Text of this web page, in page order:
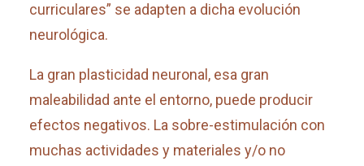
curriculares” se adapten a dicha evolución
neurológica.
La gran plasticidad neuronal, esa gran
maleabilidad ante el entorno, puede producir
efectos negativos. La sobre-estimulación con
muchas actividades y materiales y/o no